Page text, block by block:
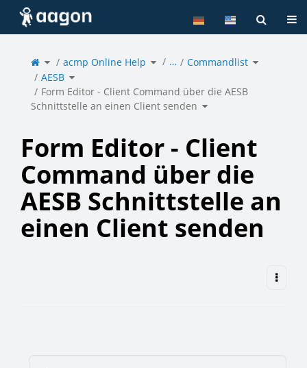
Home
Toggle
the
parent
tree
of
Form
Editor
-
Client
Command
über
die
AESB
Schnittstelle
an
einen
Client
acmp Online Help Toggle
the
hierarchy
tree
… Commandlist Toggle
the
hierarchy
tree
AESB Toggle
the
hierarchy
tree
under
AESB.
Form Editor - Client Command über die AESB
Schnittstelle an einen Client senden Toggle
the
hierarchy
tree
über
dieAESB
Schnittstelle
einen
Client
senden.
Form Editor - Client
Command über die
AESB Schnittstelle an
einen Client senden